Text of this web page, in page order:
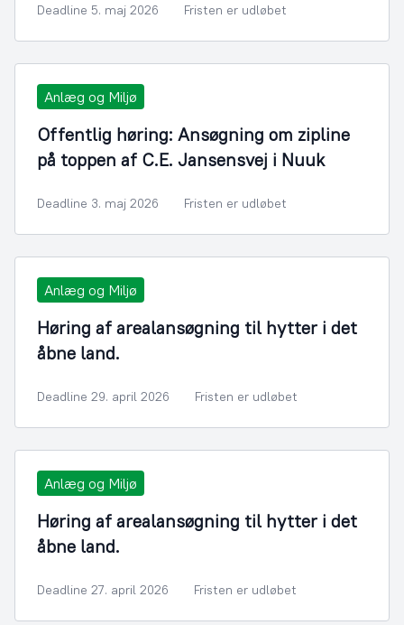
Deadline 5. maj 2026 Fristen er udløbet
Anlæg og Miljø
Offentlig høring: Ansøgning om zipline
på toppen af C.E. Jansensvej i Nuuk
Deadline 3. maj 2026 Fristen er udløbet
Anlæg og Miljø
Høring af arealansøgning til hytter i det
åbne land.
Deadline 29. april 2026 Fristen er udløbet
Anlæg og Miljø
Høring af arealansøgning til hytter i det
åbne land.
Deadline 27. april 2026 Fristen er udløbet